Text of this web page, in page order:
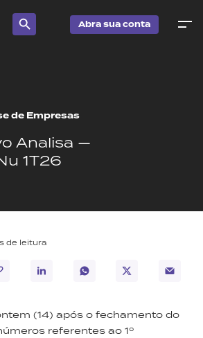
Abra sua conta
de Empresas
Analisa —
1T26
de leitura
(14) após o fechamento do
referentes ao 1º